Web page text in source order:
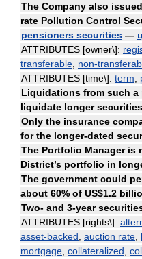
The Company also
rate Pollution Control
pensioners securities —
ATTRIBUTES [owner\]:
transferable non-
ATTRIBUTES [time\]: term
Liquidations from such a
liquidate longer
Only the insurance
for the longer-dated
The Portfolio Manager is
District’s portfolio in
The government could
about 60% of US$1.2
Two- and 3-year
ATTRIBUTES [rights\]:
asset-backed auction rate
mortgage collateralized